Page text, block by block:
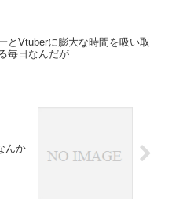
とVtuberに膨大な時間を吸い取
毎日なんだが
んか